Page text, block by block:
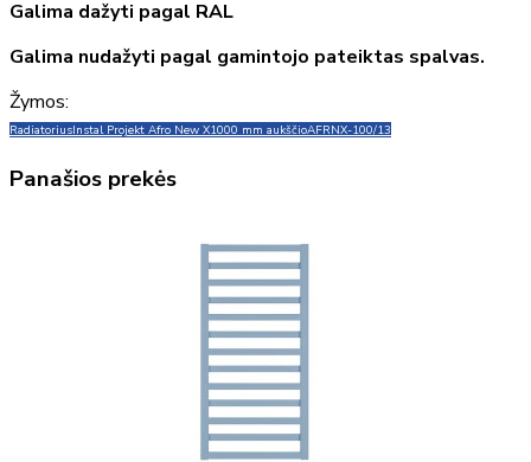
Galima dažyti pagal RAL
Galima nudažyti pagal gamintojo pateiktas spalvas.
Žymos:
RadiatoriusInstal Projekt Afro New X1000 mm aukščioAFRNX-100/13
Panašios prekės